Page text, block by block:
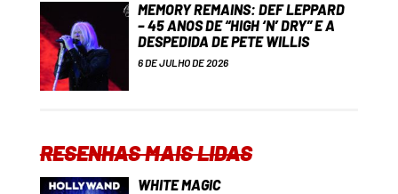
MEMORY REMAINS: DEF LEPPARD
– 45 ANOS DE “HIGH ‘N’ DRY” E A
DESPEDIDA DE PETE WILLIS
6 DE JULHO DE 2026
RESENHAS MAIS LIDAS
WHITE MAGIC